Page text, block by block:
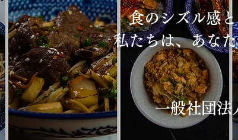
食のシズル感
私たちは、あな
一般社団法